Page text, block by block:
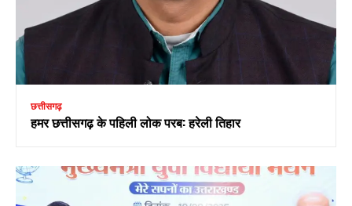
छत्तीसगढ़
हमर छत्तीसगढ़ के पहिली लोक परब: हरेली तिहार